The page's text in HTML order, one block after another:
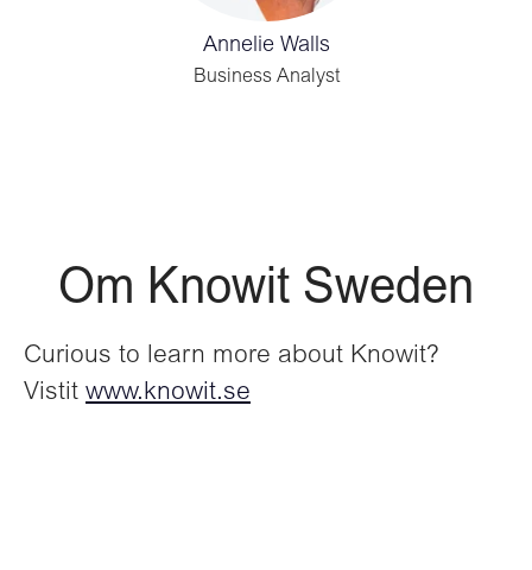
Annelie Walls
Business Analyst
Om Knowit Sweden
Curious to learn more about Knowit?
Vistit www.knowit.se